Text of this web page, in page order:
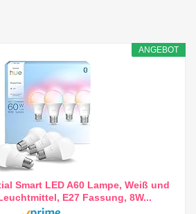
ANGEBOT
Smart LED A60 Lampe, Weiß und
E27 Fassung, 8W...